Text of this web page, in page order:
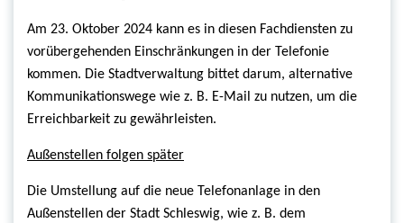
Am 23. Oktober 2024 kann es in diesen Fachdiensten zu
vorübergehenden Einschränkungen in der Telefonie
kommen. Die Stadtverwaltung bittet darum, alternative
Kommunikationswege wie z. B. E-Mail zu nutzen, um die
Erreichbarkeit zu gewährleisten.
Außenstellen folgen später
Die Umstellung auf die neue Telefonanlage in den
Außenstellen der Stadt Schleswig, wie z. B. dem